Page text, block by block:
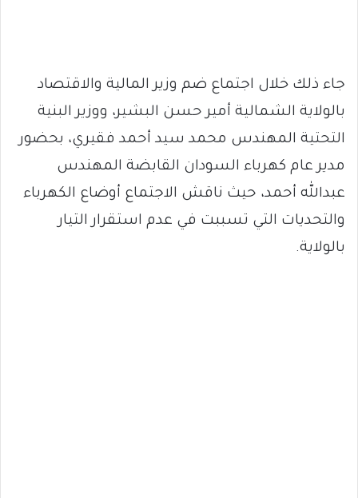
جاء ذلك خلال اجتماع ضم وزير المالية والاقتصاد
بالولاية الشمالية أمير حسن البشير، ووزير البنية
التحتية المهندس محمد سيد أحمد فقيري، بحضور
مدير عام كهرباء السودان القابضة المهندس
عبدالله أحمد، حيث ناقش الاجتماع أوضاع الكهرباء
والتحديات التي تسببت في عدم استقرار التيار
بالولاية.